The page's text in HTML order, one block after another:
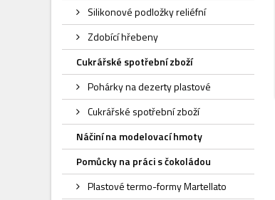
Silikonové podložky reliéfní
Zdobící hřebeny
Cukrářské spotřební zboží
Pohárky na dezerty plastové
Cukrářské spotřební zboží
Náčiní na modelovací hmoty
Pomůcky na práci s čokoládou
Plastové termo-formy Martellato